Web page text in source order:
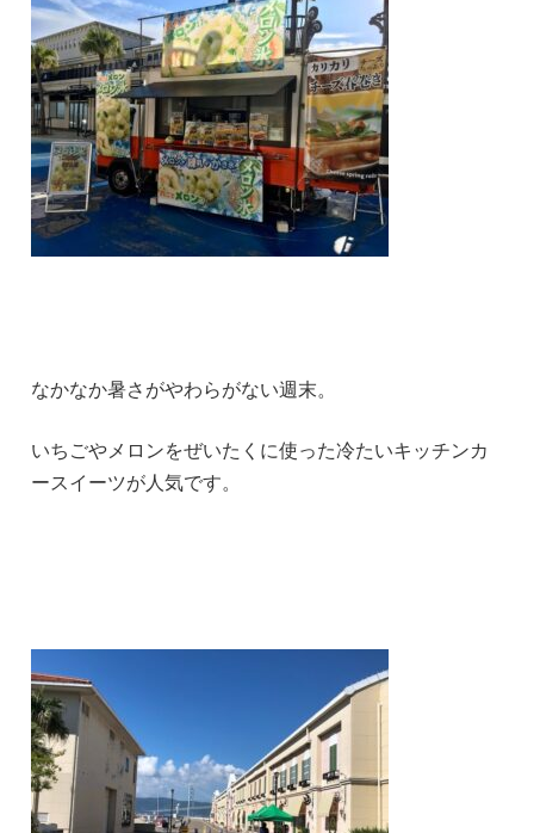
なかなか暑さがやわらがない週末。
いちごやメロンをぜいたくに使った冷たいキッチンカ
ースイーツが人気です。